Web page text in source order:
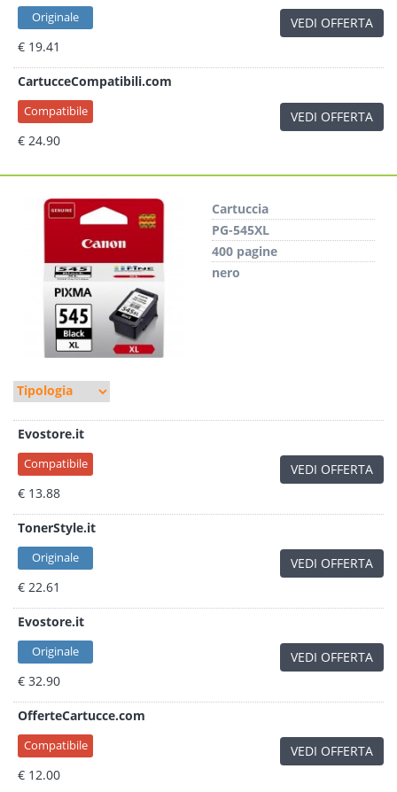
Originale
€ 19.41
VEDI OFFERTA
CartucceCompatibili.com
Compatibile
€ 24.90
VEDI OFFERTA
Cartuccia
PG-545XL
400 pagine
nero
Evostore.it
Compatibile
€ 13.88
VEDI OFFERTA
TonerStyle.it
Originale
€ 22.61
VEDI OFFERTA
Evostore.it
Originale
€ 32.90
VEDI OFFERTA
OfferteCartucce.com
Compatibile
€ 12.00
VEDI OFFERTA